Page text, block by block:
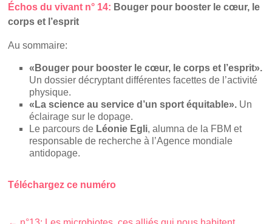
Échos du vivant n° 14: Bouger pour booster le cœur, le
corps et l’esprit
Au sommaire:
«Bouger pour booster le cœur, le corps et l’esprit».
Un dossier décryptant différentes facettes de l’activité
physique.
«La science au service d’un sport équitable». Un
éclairage sur le dopage.
Le parcours de Léonie Egli, alumna de la FBM et
responsable de recherche à l’Agence mondiale
antidopage.
Téléchargez ce numéro